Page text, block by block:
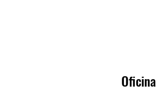
Oficina